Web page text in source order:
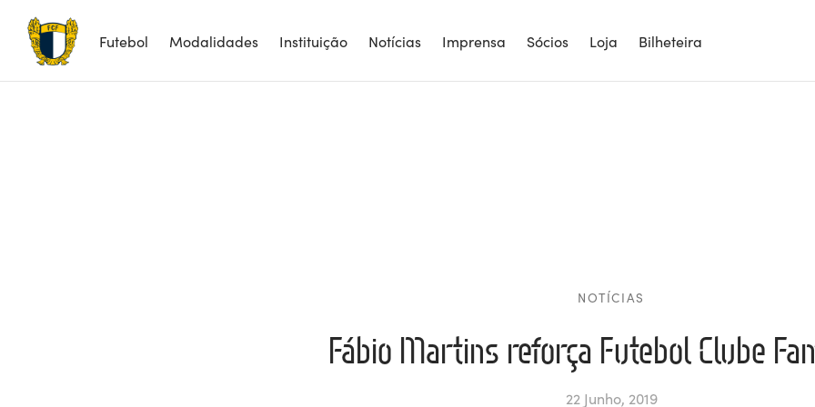
Futebol Modalidades Instituição Notícias Imprensa Sócios Loja Bilheteira
NOTÍCIAS
Fábio Martins reforça Futebol Clube
22 Junho, 2019